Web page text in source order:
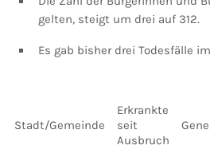
gelten, steigt um drei auf 312.
Es gab bisher drei Todesfälle
Stadt/Gemeinde
Erkrankte
seit
Ausbruch